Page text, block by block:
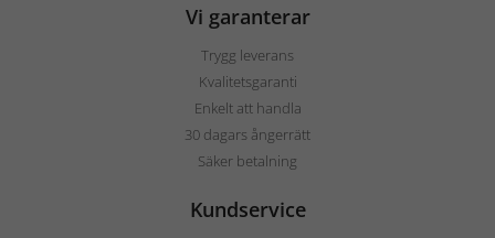
Vi garanterar
Trygg leverans
Kvalitetsgaranti
Enkelt att handla
30 dagars ångerrätt
Säker betalning
Kundservice